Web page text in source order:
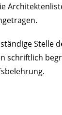
Stelle
schriftlich